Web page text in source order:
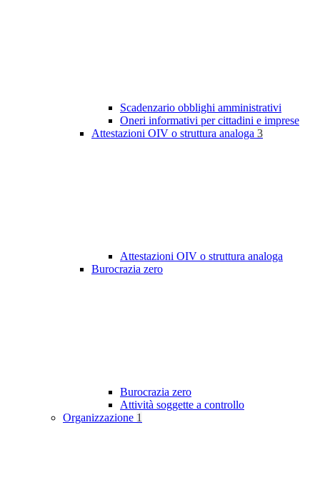
Scadenzario obblighi amministrativi
Oneri informativi per cittadini e imprese
Attestazioni OIV o struttura analoga 3
Attestazioni OIV o struttura analoga
Burocrazia zero
Burocrazia zero
Attività soggette a controllo
Organizzazione 1